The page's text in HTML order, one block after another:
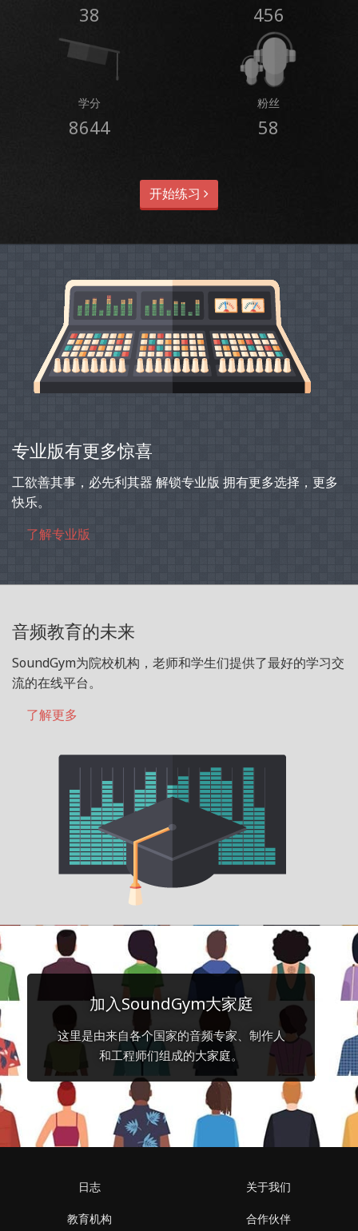
38 456
学分
8644
粉丝
58
开始练习
专业版有更多惊喜
工欲善其事，必先利其器 解锁专业版 拥有更多选择，更多
快乐。
了解专业版
音频教育的未来
SoundGym为院校机构，老师和学生们提供了最好的学习交
流的在线平台。
了解更多
加入SoundGym大家庭
这里是由来自各个国家的音频专家、制作人
和工程师们组成的大家庭。
日志
教育机构
关于我们
合作伙伴